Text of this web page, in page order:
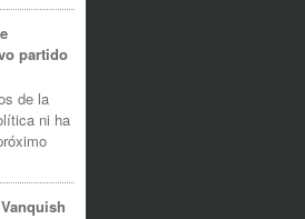
partido
de la
ni ha